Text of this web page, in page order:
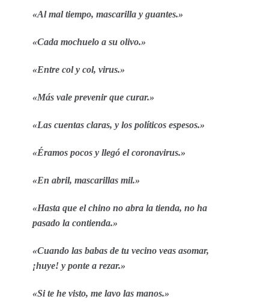
«Al mal tiempo, mascarilla y guantes.»
«Cada mochuelo a su olivo.»
«Entre col y col, virus.»
«Más vale prevenir que curar.»
«Las cuentas claras, y los políticos espesos.»
«Éramos pocos y llegó el coronavirus.»
«En abril, mascarillas mil.»
«Hasta que el chino no abra la tienda, no ha
pasado la contienda.»
«Cuando las babas de tu vecino veas asomar,
¡huye! y ponte a rezar.»
«Si te he visto, me lavo las manos.»